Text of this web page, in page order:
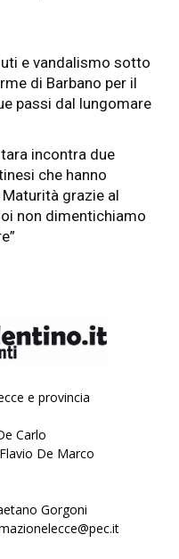
e vandalismo sotto
di Barbano per il
passi dal lungomare
incontra due
che hanno
grazie al
non dimentichiamo
e provincia
Carlo
De Marco
Gorgoni